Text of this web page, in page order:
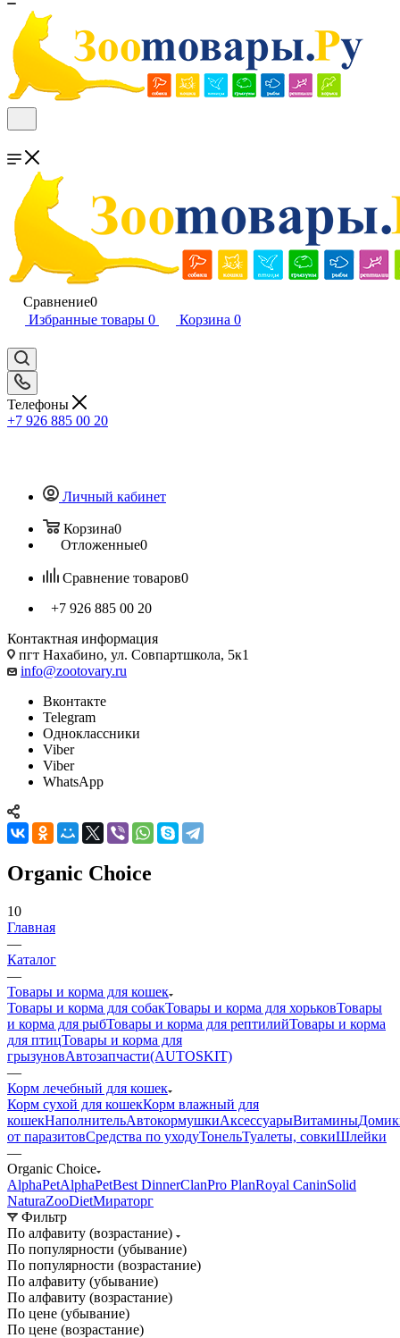
Сравнение0
Избранные товары 0 Корзина 0
Телефоны
+7 926 885 00 20
Личный кабинет
Корзина0
Отложенные0
Сравнение товаров0
+7 926 885 00 20
Контактная информация
пгт Нахабино, ул. Совпартшкола, 5к1
info@zootovary.ru
Вконтакте
Telegram
Одноклассники
Viber
Viber
WhatsApp
Organic Сhoice
10
Главная
—
Каталог
—
Товары и корма для кошек
Товары и корма для собакТовары и корма для хорьковТовары
и корма для рыбТовары и корма для рептилийТовары и корма
для птицТовары и корма для
грызуновАвтозапчасти(AUTOSKIT)
—
Корм лечебный для кошек
Корм сухой для кошекКорм влажный для
кошекНаполнительАвтокормушкиАксессуарыВитамины
от паразитовСредства по уходуТонельТуалеты, совкиШлейки
—
Organic Сhoice
AlphaPetAlphaPetBest DinnerClanPro PlanRoyal CaninSolid
NaturaZooDietМираторг
Фильтр
По алфавиту (возрастание)
По популярности (убывание)
По популярности (возрастание)
По алфавиту (убывание)
По алфавиту (возрастание)
По цене (убывание)
По цене (возрастание)